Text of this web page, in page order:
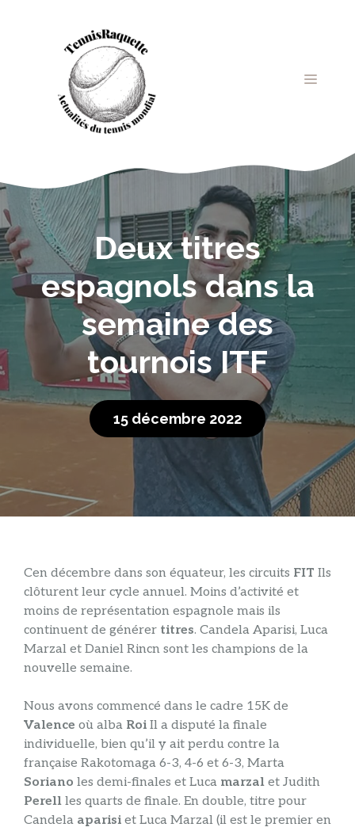
MENU
Deux titres
espagnols dans la
semaine des
tournois ITF
15 décembre 2022
Cen décembre dans son équateur, les circuits FIT Ils
clôturent leur cycle annuel. Moins d’activité et
moins de représentation espagnole mais ils
continuent de générer titres. Candela Aparisi, Luca
Marzal et Daniel Rincn sont les champions de la
nouvelle semaine.
Nous avons commencé dans le cadre 15K de
Valence où alba Roi Il a disputé la finale
individuelle, bien qu’il y ait perdu contre la
française Rakotomaga 6-3, 4-6 et 6-3, Marta
Soriano les demi-finales et Luca marzal et Judith
Perell les quarts de finale. En double, titre pour
Candela aparisi et Luca Marzal (il est le premier en